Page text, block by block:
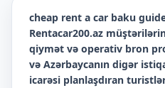
cheap rent a car baku
Rentacar200.az
qiymət və operativ bron
və Azərbaycanın digər
icarəsi planlaşdıran